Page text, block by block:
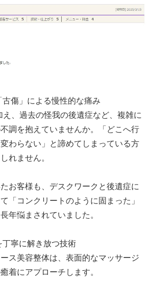
傷」による慢性的な痛み
、過去の怪我の後遺症など、複雑に
調を抱えていませんか。「どこへ行
わらない」と諦めてしまっている方
れません。
お客様も、デスクワークと後遺症に
「コンクリートのように固まった」
年悩まされていました。
寧に解き放つ技術
ス美容整体は、表面的なマッサージ
着にアプローチします。